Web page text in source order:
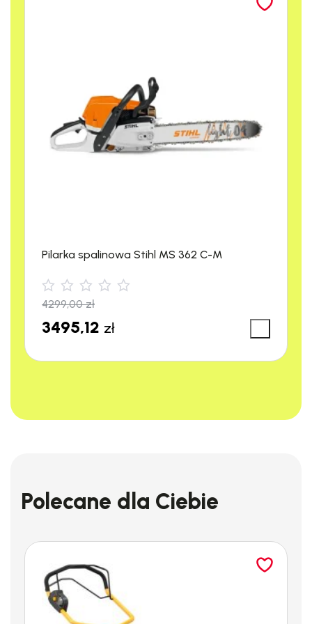
Boczny napinacz łańcucha dla łatwego i
bezpiecznego napinania
Zoptymalizowana pokrywa koła
napędowego dla lepszego
pilarki Stihl MS 462 C-M
STIHL M-Tronic
Najwyższa wydajność od pierwszego uruchomienia.
silnikiem, automatycznie regulując moment zapłonu i
dozowanie paliwa, dostosowując się do warunków takich jak
Łatwe uruchamianie przy minimalnym wysiłku.Zawór
dekompresyjny pozwala na uwolnienie części sprężonej
mieszanki z cylindra podczas rozruchu, co chroni układ
rozruchowy i wymaga mniej siły do uruchomienia pilarki.
Pilarka spalinowa Stihl MS 362 C-M
4299,00zł
3495,12 zł
Polecane dla Ciebie